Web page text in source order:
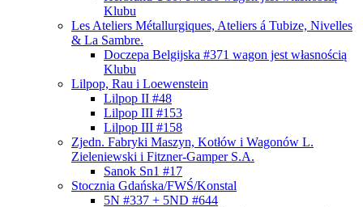
Klubu
Les Ateliers Métallurgiques, Ateliers á Tubize, Nivelles
& La Sambre.
Doczepa Belgijska #371 wagon jest własnością
Klubu
Lilpop, Rau i Loewenstein
Lilpop II #48
Lilpop III #153
Lilpop III #158
Zjedn. Fabryki Maszyn, Kotłów i Wagonów L.
Zieleniewski i Fitzner-Gamper S.A.
Sanok Sn1 #17
Stocznia Gdańska/FWŚ/Konstal
5N #337 + 5ND #644